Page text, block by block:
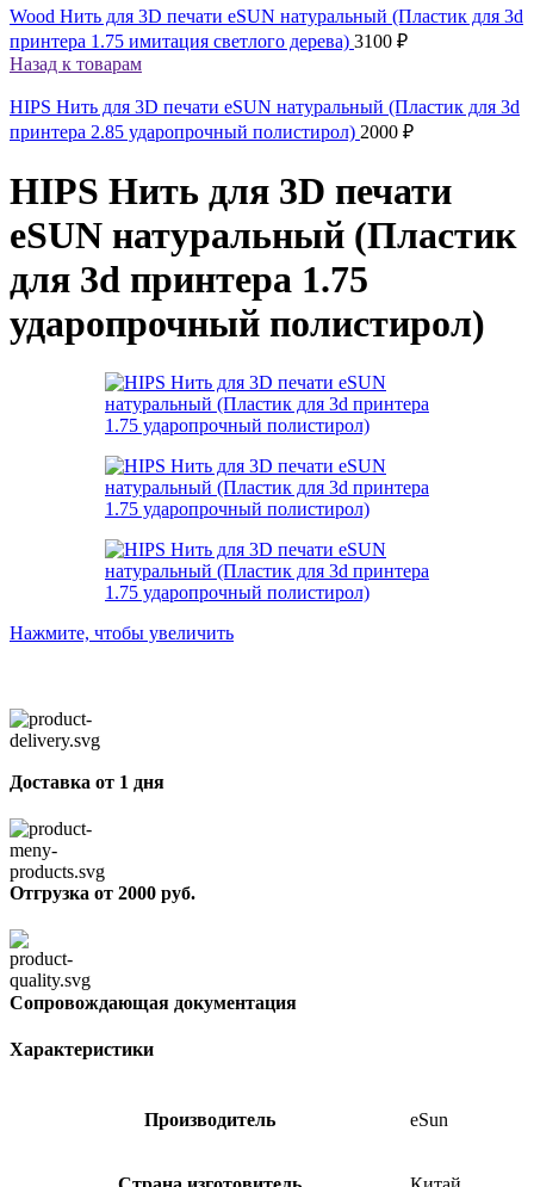
Wood Нить для 3D печати eSUN натуральный (Пластик для 3d
принтера 1.75 имитация светлого дерева) 3100 ₽
Назад к товарам
HIPS Нить для 3D печати eSUN натуральный (Пластик для 3d
принтера 2.85 ударопрочный полистирол) 2000 ₽
HIPS Нить для 3D печати
eSUN натуральный (Пластик
для 3d принтера 1.75
ударопрочный полистирол)
Нажмите, чтобы увеличить
Доставка от 1 дня
Отгрузка от 2000 руб.
Сопровождающая документация
Характеристики
Производитель eSun